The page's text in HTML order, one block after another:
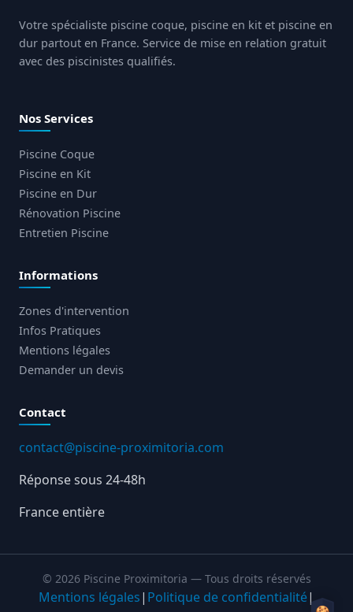
Votre spécialiste piscine coque, piscine en kit et piscine en
dur partout en France. Service de mise en relation gratuit
avec des piscinistes qualifiés.
Nos Services
Piscine Coque
Piscine en Kit
Piscine en Dur
Rénovation Piscine
Entretien Piscine
Informations
Zones d'intervention
Infos Pratiques
Mentions légales
Demander un devis
Contact
contact@piscine-proximitoria.com
Réponse sous 24-48h
France entière
© 2026 Piscine Proximitoria — Tous droits réservés
Mentions légales| Politique de confidentialité|